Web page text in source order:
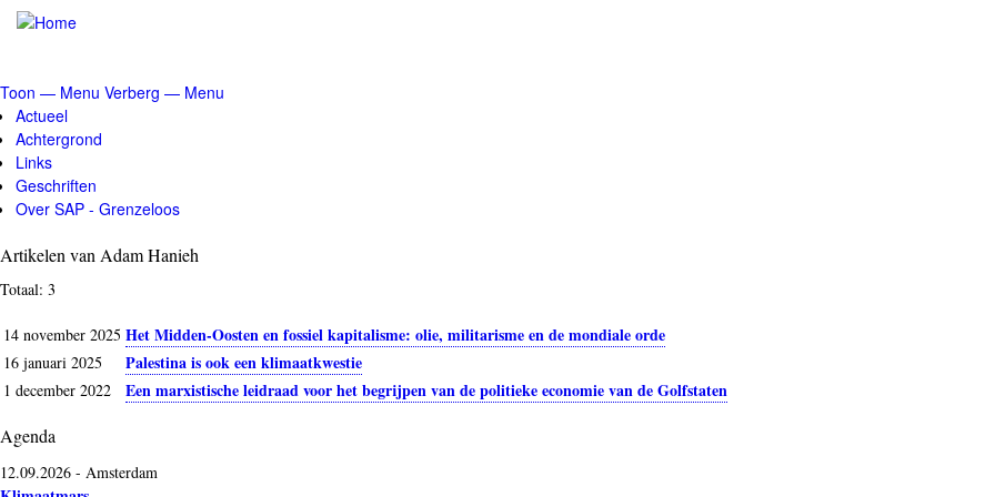
Overslaan
de
inhoud
gaan
Menu
Toon — Menu Verberg — Menu
Actueel
Achtergrond
Links
Geschriften
Over SAP - Grenzeloos
Artikelen van Adam Hanieh
Totaal: 3
14 november 2025 Het Midden-Oosten en fossiel kapitalisme: olie, militarisme en de mondiale orde
16 januari 2025 Palestina is ook een klimaatkwestie
1 december 2022
Een marxistische leidraad voor het begrijpen van de politieke economie van de Golfstaten
Agenda
12.09.2026 - Amsterdam